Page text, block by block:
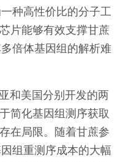
种高性价比的分子工
片能够有效支撑甘蔗
倍体基因组的解析难
和美国分别开发的两
简化基因组测序获取
在局限。随着甘蔗参
组重测序成本的大幅